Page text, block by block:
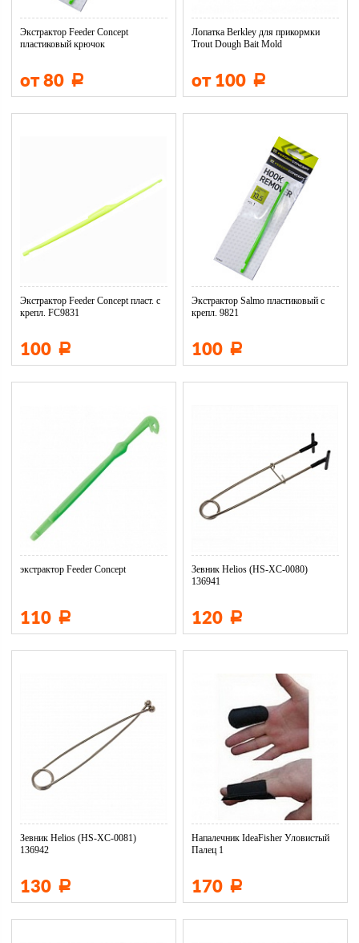
Экстрактор Feeder Concept
пластиковый крючок
от 80 Р
Лопатка Berkley для прикормки
Trout Dough Bait Mold
от 100 Р
Экстрактор Feeder Concept пласт. с
крепл. FC9831
100 Р
Экстрактор Salmo пластиковый с
крепл. 9821
100 Р
экстрактор Feeder Concept
110 Р
Зевник Helios (HS-XC-0080)
136941
120 Р
Зевник Helios (HS-XC-0081)
136942
130 Р
Напалечник IdeaFisher Уловистый
Палец 1
170 Р